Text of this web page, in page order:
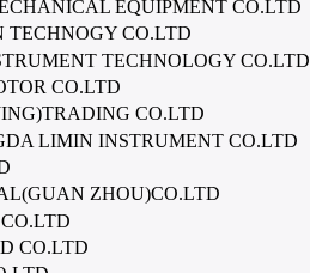
EQUIPMENT CO.LTD
TECHNOGY CO.LTD
TECHNOLOGY CO.LTD
CO.LTD
CO.LTD
LIMIN INSTRUMENT CO.LTD
ZHOU)CO.LTD
CO.LTD